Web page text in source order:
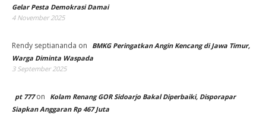
Gelar Pesta Demokrasi Damai
4 November 2025
Rendy septiananda on
BMKG Peringatkan Angin Kencang di Jawa Timur,
Warga Diminta Waspada
3 September 2025
pt 777on
Kolam Renang GOR Sidoarjo Bakal Diperbaiki, Disporapar
Siapkan Anggaran Rp 467 Juta